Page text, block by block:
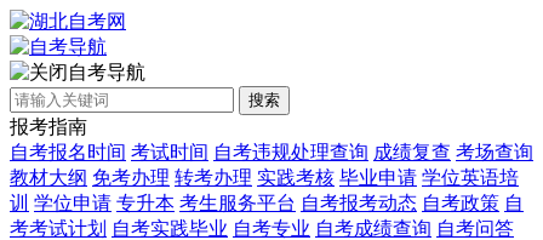
自考导航
搜索
报考指南
自考报名时间 考试时间 自考违规处理查询 成绩复查 考场查询
教材大纲 免考办理 转考办理 实践考核 毕业申请 学位英语培
训 学位申请 专升本 考生服务平台 自考报考动态 自考政策 自
考考试计划 自考实践毕业 自考专业 自考成绩查询 自考问答